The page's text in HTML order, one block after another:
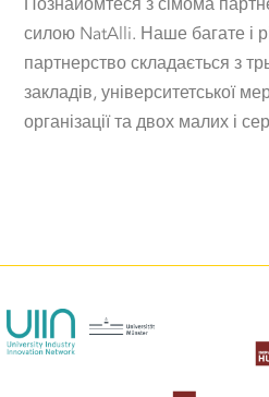
Познайомтеся з сімома
силою NatAlli. Наше багате і
партнерство складається з
закладів, університетської
організації та двох малих і